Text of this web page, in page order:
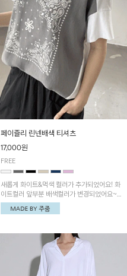
페이즐리 린넨배색 티셔츠
17,000원
FREE
새롭게 화이트&먹색 컬러가 추가되었어요! 화
이트컬러 앞부분 배색컬러가 변경되었어요~
중앙 린넨배색으로 유니크하면서 페이즐리 패
턴으로 감각적인 분위기를 연출이 가능한 티셔